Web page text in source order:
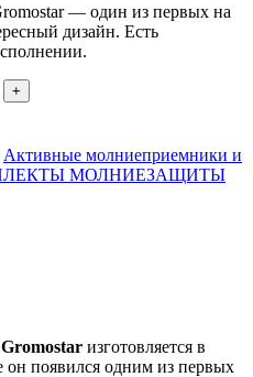
— один из первых на
дизайн. Есть
Активные молниеприемники и
МОЛНИЕЗАЩИТЫ
изготовляется в
появился одним из первых